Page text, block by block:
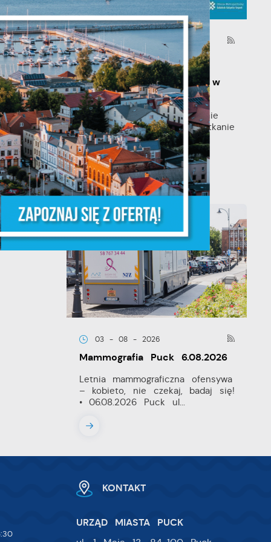
06 - 08 - 2026
Spotkanie konsultacyjne
poświęcone powołaniu
związku metropolitalnego w
województwie pomorskim
Szanowni Państwo, serdecznie
zapraszamy na otwarte spotkanie
konsultacyjne, poświęcone
powołaniu...
03 - 08 - 2026
Mammografia Puck 6.08.2026
Letnia mammograficzna ofensywa
– kobieto, nie czekaj, badaj się!
• 06.08.2026 Puck ul...
KONTAKT
URZĄD MIASTA PUCK